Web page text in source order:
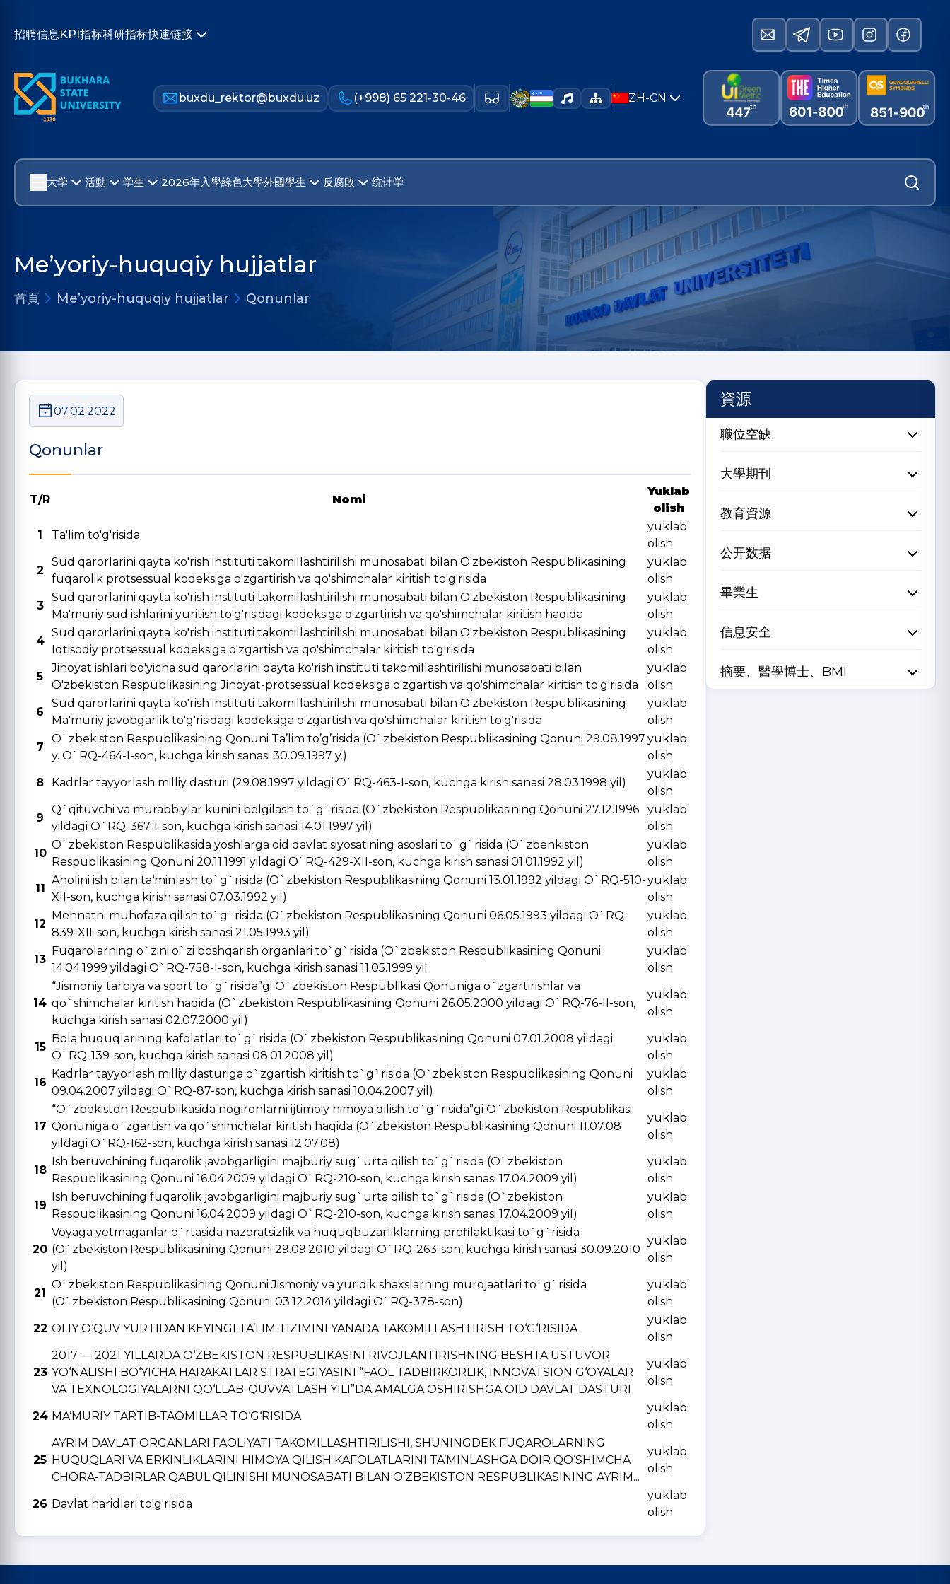
招聘信息KPI指标科研指标快速链接
buxdu_rektor@buxdu.uz (+998) 65 221-30-46 ZH-CN
大学 活動 学生 2026年入學綠色大學外國學生 反腐敗 统计学
Me’yoriy-huquqiy hujjatlar
首頁 Me’yoriy-huquqiy hujjatlar Qonunlar
07.02.2022
Qonunlar
T/R Nomi
Yuklab
olish
1
Ta'lim to'g'risida
yuklab
olish
2
Sud qarorlarini qayta ko'rish instituti takomillashtirilishi munosabati bilan O'zbekiston Respublikasining
fuqarolik protsessual kodeksiga o'zgartirish va qo'shimchalar kiritish to'g'risida
yuklab
olish
3
Sud qarorlarini qayta ko'rish instituti takomillashtirilishi munosabati bilan O'zbekiston Respublikasining
Ma'muriy sud ishlarini yuritish to'g'risidagi kodeksiga o'zgartirish va qo'shimchalar kiritish haqida
yuklab
olish
4
Sud qarorlarini qayta ko'rish instituti takomillashtirilishi munosabati bilan O'zbekiston Respublikasining
Iqtisodiy protsessual kodeksiga o'zgartish va qo'shimchalar kiritish to'g'risida
yuklab
olish
5
Jinoyat ishlari bo'yicha sud qarorlarini qayta ko'rish instituti takomillashtirilishi munosabati bilan
O'zbekiston Respublikasining Jinoyat-protsessual kodeksiga o'zgartish va qo'shimchalar kiritish to'g'risida
yuklab
olish
6
Sud qarorlarini qayta ko'rish instituti takomillashtirilishi munosabati bilan O'zbekiston Respublikasining
Ma'muriy javobgarlik to'g'risidagi kodeksiga o'zgartish va qo'shimchalar kiritish to'g'risida
yuklab
olish
7
O`zbekiston Respublikasining Qonuni Ta’lim to’g’risida (O`zbekiston Respublikasining Qonuni 29.08.1997
y. O`RQ-464-I-son, kuchga kirish sanasi 30.09.1997 y.)
yuklab
olish
8
Kadrlar tayyorlash milliy dasturi (29.08.1997 yildagi O`RQ-463-I-son, kuchga kirish sanasi 28.03.1998 yil)
yuklab
olish
9
Q`qituvchi va murabbiylar kunini belgilash to`g`risida (O`zbekiston Respublikasining Qonuni 27.12.1996
yildagi O`RQ-367-I-son, kuchga kirish sanasi 14.01.1997 yil)
yuklab
olish
10
O`zbekiston Respublikasida yoshlarga oid davlat siyosatining asoslari to`g`risida (O`zbenkiston
Respublikasining Qonuni 20.11.1991 yildagi O`RQ-429-XII-son, kuchga kirish sanasi 01.01.1992 yil)
yuklab
olish
11
Aholini ish bilan ta‘minlash to`g`risida (O`zbekiston Respublikasining Qonuni 13.01.1992 yildagi O`RQ-510-
XII-son, kuchga kirish sanasi 07.03.1992 yil)
yuklab
olish
12
Mehnatni muhofaza qilish to`g`risida (O`zbekiston Respublikasining Qonuni 06.05.1993 yildagi O`RQ-
839-XII-son, kuchga kirish sanasi 21.05.1993 yil)
yuklab
olish
13
Fuqarolarning o`zini o`zi boshqarish organlari to`g`risida (O`zbekiston Respublikasining Qonuni
14.04.1999 yildagi O`RQ-758-I-son, kuchga kirish sanasi 11.05.1999 yil
yuklab
olish
14
“Jismoniy tarbiya va sport to`g`risida”gi O`zbekiston Respublikasi Qonuniga o`zgartirishlar va
qo`shimchalar kiritish haqida (O`zbekiston Respublikasining Qonuni 26.05.2000 yildagi O`RQ-76-II-son,
kuchga kirish sanasi 02.07.2000 yil)
yuklab
olish
15
Bola huquqlarining kafolatlari to`g`risida (O`zbekiston Respublikasining Qonuni 07.01.2008 yildagi
O`RQ-139-son, kuchga kirish sanasi 08.01.2008 yil)
yuklab
olish
16
Kadrlar tayyorlash milliy dasturiga o`zgartish kiritish to`g`risida (O`zbekiston Respublikasining Qonuni
09.04.2007 yildagi O`RQ-87-son, kuchga kirish sanasi 10.04.2007 yil)
yuklab
olish
17
“O`zbekiston Respublikasida nogironlarni ijtimoiy himoya qilish to`g`risida”gi O`zbekiston Respublikasi
Qonuniga o`zgartish va qo`shimchalar kiritish haqida (O`zbekiston Respublikasining Qonuni 11.07.08
yildagi O`RQ-162-son, kuchga kirish sanasi 12.07.08)
yuklab
olish
18
Ish beruvchining fuqarolik javobgarligini majburiy sug`urta qilish to`g`risida (O`zbekiston
Respublikasining Qonuni 16.04.2009 yildagi O`RQ-210-son, kuchga kirish sanasi 17.04.2009 yil)
yuklab
olish
19
Ish beruvchining fuqarolik javobgarligini majburiy sug`urta qilish to`g`risida (O`zbekiston
Respublikasining Qonuni 16.04.2009 yildagi O`RQ-210-son, kuchga kirish sanasi 17.04.2009 yil)
yuklab
olish
20
Voyaga yetmaganlar o`rtasida nazoratsizlik va huquqbuzarliklarning profilaktikasi to`g`risida
(O`zbekiston Respublikasining Qonuni 29.09.2010 yildagi O`RQ-263-son, kuchga kirish sanasi 30.09.2010
yil)
yuklab
olish
21
O`zbekiston Respublikasining Qonuni Jismoniy va yuridik shaxslarning murojaatlari to`g`risida
(O`zbekiston Respublikasining Qonuni 03.12.2014 yildagi O`RQ-378-son)
yuklab
olish
22 OLIY O‘QUV YURTIDAN KЕYINGI TA’LIM TIZIMINI YANADA TAKOMILLASHTIRISH TO‘G‘RISIDA
yuklab
olish
23
2017 — 2021 YILLARDA O‘ZBЕKISTON RЕSPUBLIKASINI RIVOJLANTIRISHNING BЕSHTA USTUVOR
YO‘NALISHI BO‘YICHA HARAKATLAR STRATЕGIYASINI “FAOL TADBIRKORLIK, INNOVATSION G‘OYALAR
VA TЕXNOLOGIYALARNI QO‘LLAB-QUVVATLASH YILI”DA AMALGA OSHIRISHGA OID DAVLAT DASTURI
yuklab
olish
24 MA’MURIY TARTIB-TAOMILLAR TO‘G‘RISIDA
yuklab
olish
25
AYRIM DAVLAT ORGANLARI FAOLIYATI TAKOMILLASHTIRILISHI, SHUNINGDЕK FUQAROLARNING
HUQUQLARI VA ERKINLIKLARINI HIMOYA QILISH KAFOLATLARINI TA’MINLASHGA DOIR QO‘SHIMCHA
CHORA-TADBIRLAR QABUL QILINISHI MUNOSABATI BILAN O‘ZBЕKISTON RЕSPUBLIKASINING AYRIM...
yuklab
olish
26 Davlat haridlari to'g'risida
yuklab
olish
資源
職位空缺
大學期刊
教育資源
公开数据
畢業生
信息安全
摘要、醫學博士、BMI